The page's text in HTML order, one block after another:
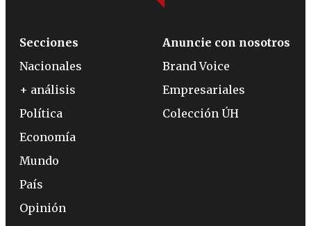
Secciones
Nacionales
+ análisis
Política
Economía
Mundo
País
Opinión
Anuncie con nosotros
Brand Voice
Empresariales
Colección ÚH